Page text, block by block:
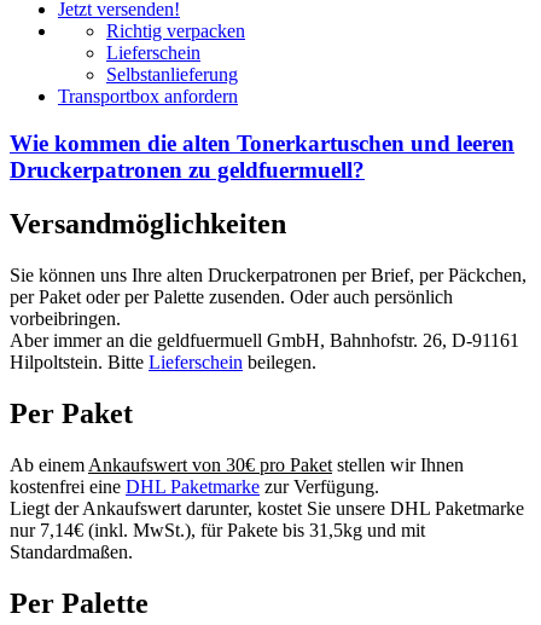
Jetzt versenden!
Richtig verpacken
Lieferschein
Selbstanlieferung
Transportbox anfordern
Wie kommen die alten Tonerkartuschen und leeren
Druckerpatronen zu geldfuermuell?
Versandmöglichkeiten
Sie können uns Ihre alten Druckerpatronen per Brief, per Päckchen,
per Paket oder per Palette zusenden. Oder auch persönlich
vorbeibringen.
Aber immer an die geldfuermuell GmbH, Bahnhofstr. 26, D-91161
Hilpoltstein. Bitte Lieferschein beilegen.
Per Paket
Ab einem Ankaufswert von 30€ pro Paket stellen wir Ihnen
kostenfrei eine DHL Paketmarke zur Verfügung.
Liegt der Ankaufswert darunter, kostet Sie unsere DHL Paketmarke
nur 7,14€ (inkl. MwSt.), für Pakete bis 31,5kg und mit
Standardmaßen.
Per Palette